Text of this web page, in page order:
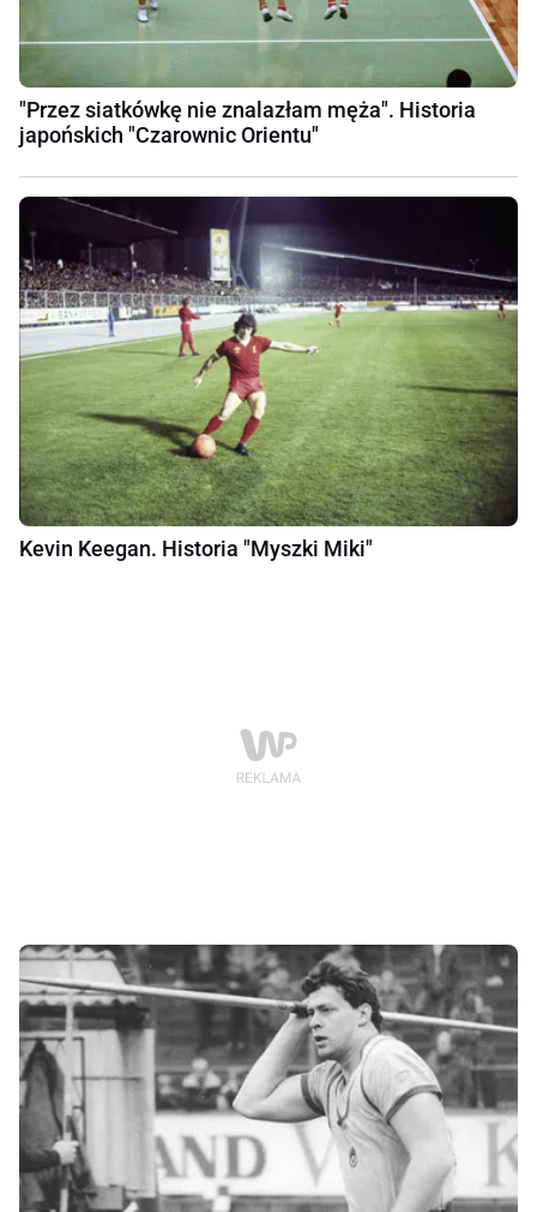
"Przez siatkówkę nie znalazłam męża". Historia
japońskich "Czarownic Orientu"
Kevin Keegan. Historia "Myszki Miki"